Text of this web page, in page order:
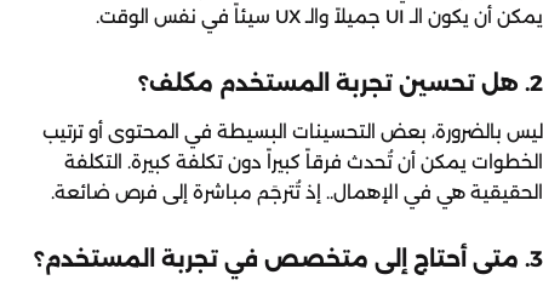
يمكن أن يكون الـ UI جميلاً والـ UX سيئاً في نفس الوقت.
2. هل تحسين تجربة المستخدم مكلف؟
ليس بالضرورة، بعض التحسينات البسيطة في المحتوى أو ترتيب
الخطوات يمكن أن تُحدث فرقاً كبيراً دون تكلفة كبيرة. التكلفة
الحقيقية هي في الإهمال.. إذ تُترجَم مباشرة إلى فرص ضائعة.
3. متى أحتاج إلى متخصص في تجربة المستخدم؟